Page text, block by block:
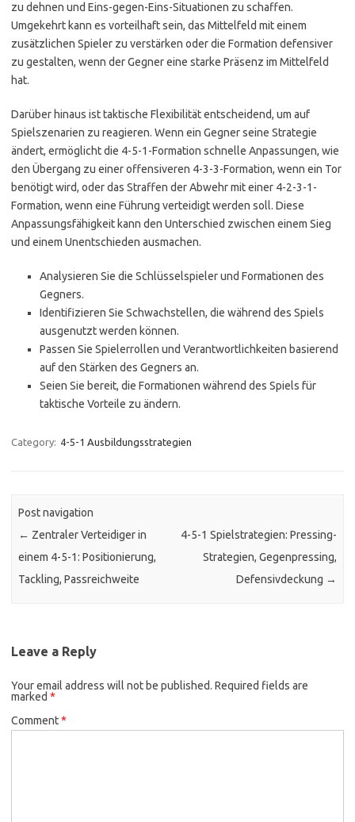
zu dehnen und Eins-gegen-Eins-Situationen zu schaffen.
Umgekehrt kann es vorteilhaft sein, das Mittelfeld mit einem
zusätzlichen Spieler zu verstärken oder die Formation defensiver
zu gestalten, wenn der Gegner eine starke Präsenz im Mittelfeld
hat.
Darüber hinaus ist taktische Flexibilität entscheidend, um auf
Spielszenarien zu reagieren. Wenn ein Gegner seine Strategie
ändert, ermöglicht die 4-5-1-Formation schnelle Anpassungen, wie
den Übergang zu einer offensiveren 4-3-3-Formation, wenn ein Tor
benötigt wird, oder das Straffen der Abwehr mit einer 4-2-3-1-
Formation, wenn eine Führung verteidigt werden soll. Diese
Anpassungsfähigkeit kann den Unterschied zwischen einem Sieg
und einem Unentschieden ausmachen.
Analysieren Sie die Schlüsselspieler und Formationen des
Gegners.
Identifizieren Sie Schwachstellen, die während des Spiels
ausgenutzt werden können.
Passen Sie Spielerrollen und Verantwortlichkeiten basierend
auf den Stärken des Gegners an.
Seien Sie bereit, die Formationen während des Spiels für
taktische Vorteile zu ändern.
Category: 4-5-1 Ausbildungsstrategien
Post navigation
← Zentraler Verteidiger in
einem 4-5-1: Positionierung,
Tackling, Passreichweite
4-5-1 Spielstrategien: Pressing-
Strategien, Gegenpressing,
Defensivdeckung →
Leave a Reply
Your email address will not be published. Required fields are
marked *
Comment*